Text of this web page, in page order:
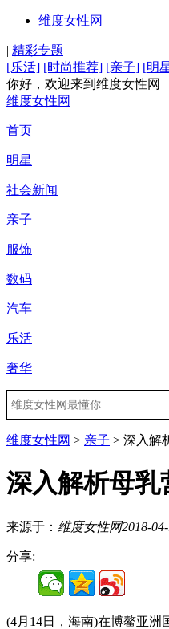
维度女性网
| 精彩专题
[乐活] [时尚推荐] [亲子] [明
你好，欢迎来到维度女性网
维度女性网
首页
明星
社会新闻
亲子
服饰
数码
汽车
乐活
奢华
维度女性网 > 亲子 > 深入解
深入解析母乳
来源于： 维度女性网2018-
分享:
(4月14日，海南)在博鳌亚